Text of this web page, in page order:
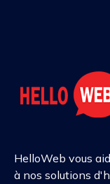
HelloWeb vous
à nos solutions